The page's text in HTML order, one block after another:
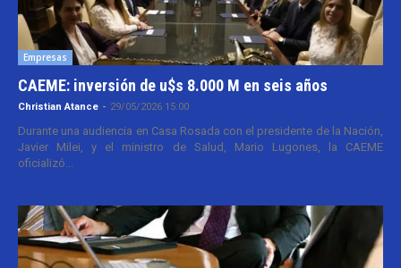
Empresas
CAEME: inversión de u$s 8.000 M en seis años
Christian Atance - 29/05/2026 15:00
Durante una audiencia en Casa Rosada con el presidente de la Nación,
Javier Milei, y el ministro de Salud, Mario Lugones, la CAEME
oficializó...